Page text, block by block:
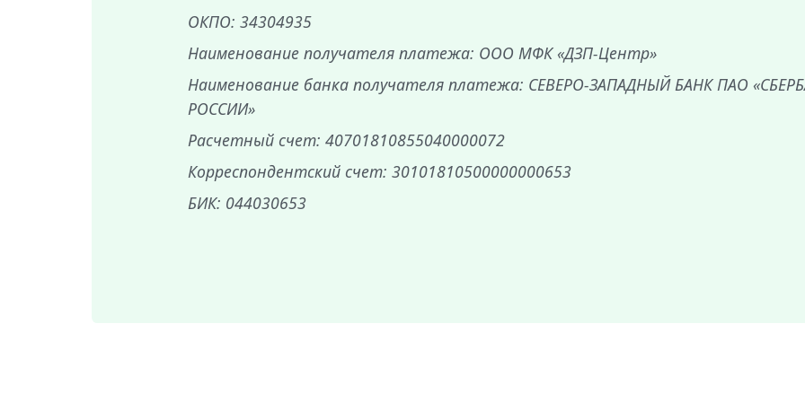
ОКПО: 34304935
Наименование получателя платежа: ООО МФК «ДЗП-Центр»
Наименование банка получателя платежа: СЕВЕРО-ЗАПАДНЫЙ БАНК ПАО
РОССИИ»
Расчетный счет: 40701810855040000072
Корреспондентский счет: 30101810500000000653
БИК: 044030653